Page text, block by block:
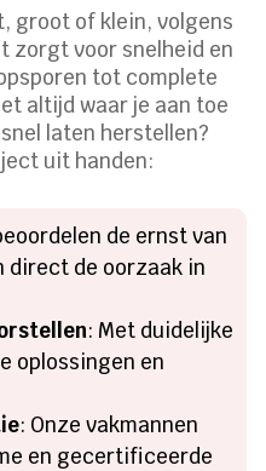
groot of klein, volgens
zorgt voor snelheid en
tot complete
altijd waar je aan toe
laten herstellen?
uit handen:
de ernst van
direct de oorzaak in
: Met duidelijke
oplossingen en
: Onze vakmannen
en gecertificeerde